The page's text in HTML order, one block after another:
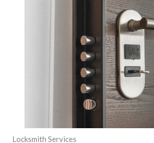
Locksmith Services